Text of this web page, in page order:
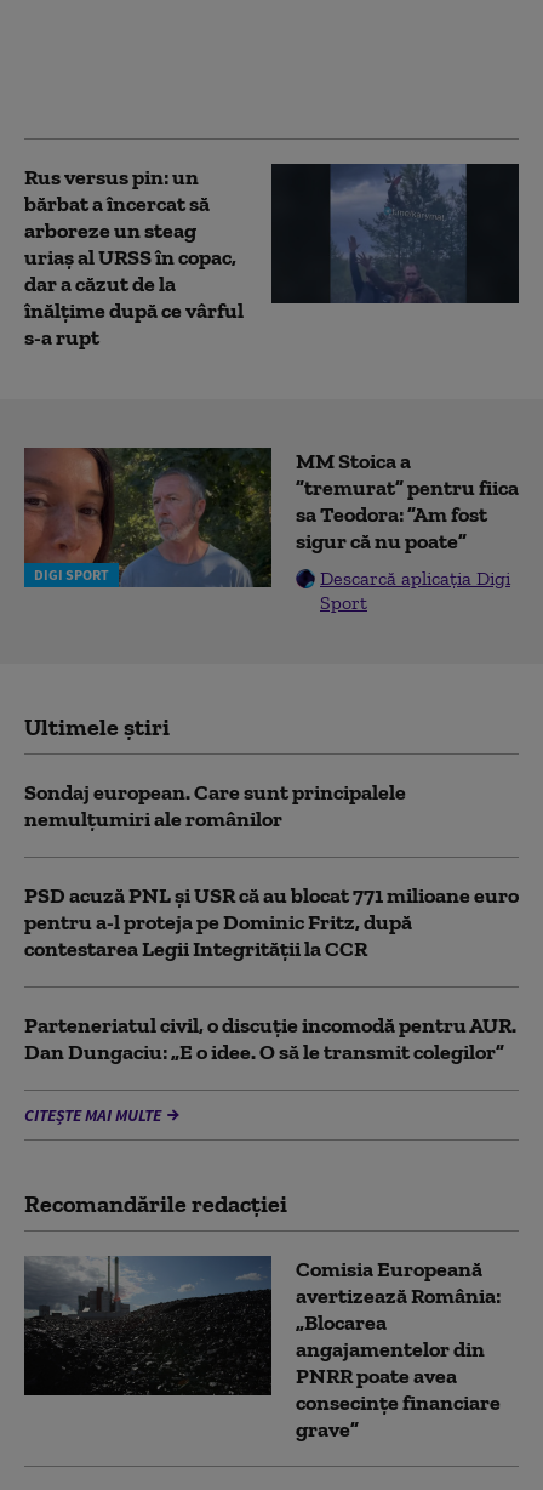
Rus versus pin: un
bărbat a încercat să
arboreze un steag
uriaș al URSS în copac,
dar a căzut de la
înălțime după ce vârful
s-a rupt
DIGI SPORT
MM Stoica a
”tremurat” pentru fiica
sa Teodora: ”Am fost
sigur că nu poate”
Descarcă aplicația Digi
Sport
Ultimele știri
Sondaj european. Care sunt principalele
nemulțumiri ale românilor
PSD acuză PNL şi USR că au blocat 771 milioane euro
pentru a-l proteja pe Dominic Fritz, după
contestarea Legii Integrității la CCR
Parteneriatul civil, o discuție incomodă pentru AUR.
Dan Dungaciu: „E o idee. O să le transmit colegilor”
CITEȘTE MAI MULTE
Recomandările redacţiei
Comisia Europeană
avertizează România:
„Blocarea
angajamentelor din
PNRR poate avea
consecințe financiare
grave”